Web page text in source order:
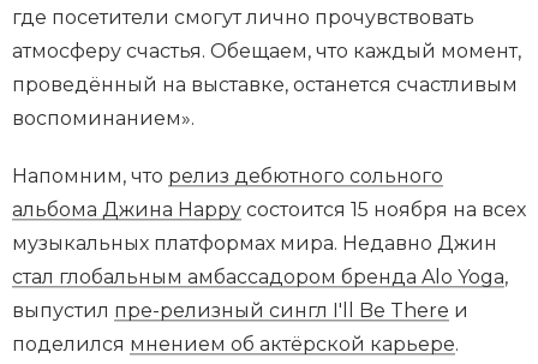
где посетители смогут лично прочувствовать
атмосферу счастья. Обещаем, что каждый момент,
проведённый на выставке, останется счастливым
воспоминанием».
Напомним, что релиз дебютного сольного
альбома Джина Happy состоится 15 ноября на всех
музыкальных платформах мира. Недавно Джин
стал глобальным амбассадором бренда Alo Yoga,
выпустил пре-релизный сингл I'll Be There и
поделился мнением об актёрской карьере.